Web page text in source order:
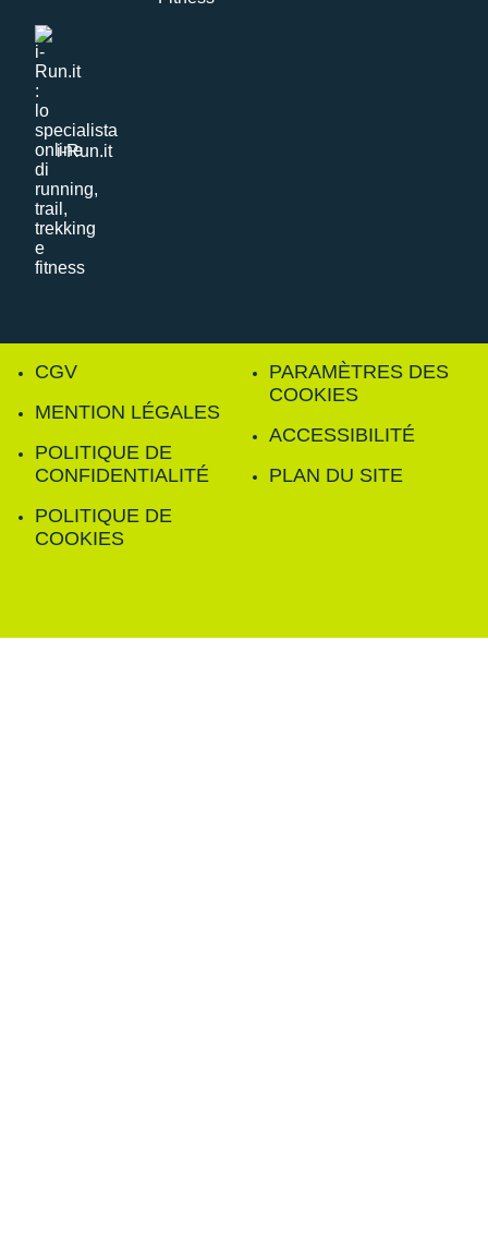
i-Run.it
CGV
MENTION LÉGALES
POLITIQUE DE
CONFIDENTIALITÉ
POLITIQUE DE
COOKIES
PARAMÈTRES DES
COOKIES
ACCESSIBILITÉ
PLAN DU SITE